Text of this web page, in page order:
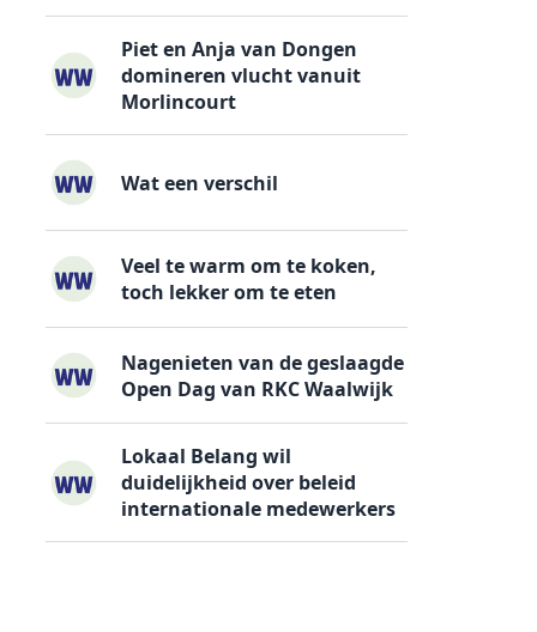
Piet en Anja van Dongen
domineren vlucht vanuit
Morlincourt
Wat een verschil
Veel te warm om te koken,
toch lekker om te eten
Nagenieten van de geslaagde
Open Dag van RKC Waalwijk
Lokaal Belang wil
duidelijkheid over beleid
internationale medewerkers